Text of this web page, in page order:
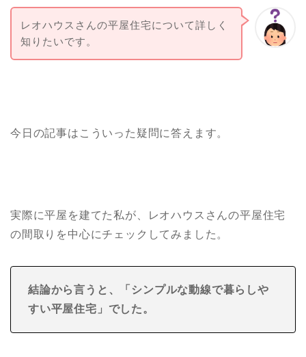
レオハウスさんの平屋住宅について詳しく
知りたいです。
今日の記事はこういった疑問に答えます。
実際に平屋を建てた私が、レオハウスさんの平屋住宅
の間取りを中心にチェックしてみました。
結論から言うと、「シンプルな動線で暮らしや
すい平屋住宅 」でした。